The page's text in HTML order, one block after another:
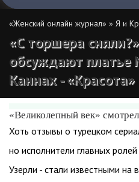
«Женский онлайн журнал» » Я и
«С торшера
обсуждают платье
Каннах - «Красота»
«Великолепный век»
Хоть отзывы о турецком
но исполнители главных
Узерли - стали известными на